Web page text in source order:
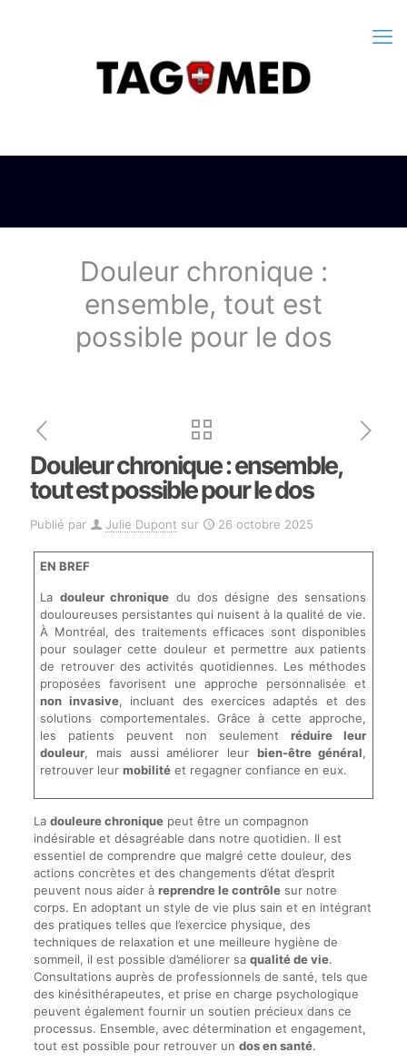
Douleur chronique :
ensemble, tout est
possible pour le dos
Douleur chronique : ensemble,
tout est possible pour le dos
Publié par Julie Dupont sur 26 octobre 2025
EN BREF
La douleur chronique du dos désigne des sensations
douloureuses persistantes qui nuisent à la qualité de vie.
À Montréal, des traitements efficaces sont disponibles
pour soulager cette douleur et permettre aux patients
de retrouver des activités quotidiennes. Les méthodes
proposées favorisent une approche personnalisée et
non invasive, incluant des exercices adaptés et des
solutions comportementales. Grâce à cette approche,
les patients peuvent non seulementréduire leur
douleur, mais aussi améliorer leur bien-être général,
retrouver leurmobilité et regagner confiance en eux.
La douleure chroniquepeut être un compagnon
indésirable et désagréable dans notre quotidien. Il est
essentiel de comprendre que malgré cette douleur, des
actions concrètes et des changements d’état d’esprit
peuvent nous aider à reprendre le contrôlesur notre
corps. En adoptant un style de vie plus sain et en intégrant
des pratiques telles que l’exercice physique, des
techniques de relaxation et une meilleure hygiène de
sommeil, il est possible d’améliorer sa qualité de vie.
Consultations auprès de professionnels de santé, tels que
des kinésithérapeutes, et prise en charge psychologique
peuvent également fournir un soutien précieux dans ce
processus. Ensemble, avec détermination et engagement,
tout est possible pour retrouver un dos en santé.